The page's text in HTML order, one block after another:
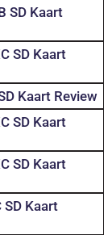
SD Kaart
SD Kaart
Kaart Review
SD Kaart
SD Kaart
Kaart